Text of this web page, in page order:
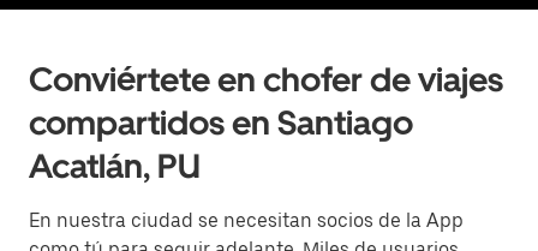
Conviértete en chofer de viajes
compartidos en Santiago
Acatlán, PU
En nuestra ciudad se necesitan socios de la App